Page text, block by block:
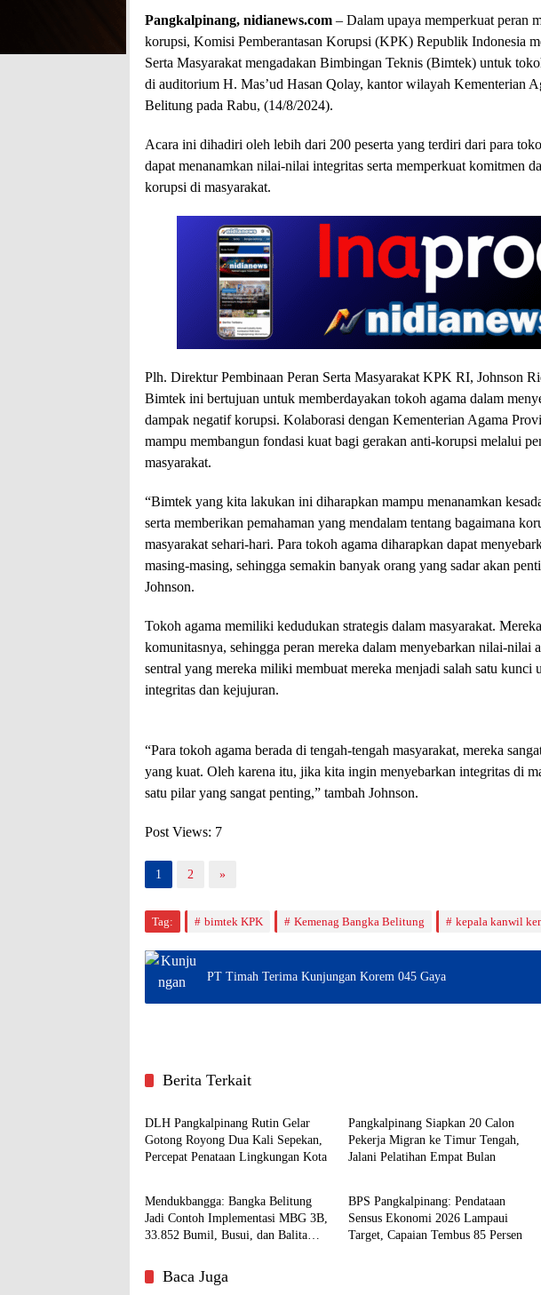
Pangkalpinang, nidianews.com – Dalam upaya memperkuat peran
korupsi, Komisi Pemberantasan Korupsi (KPK) Republik Indonesia
Serta Masyarakat mengadakan Bimbingan Teknis (Bimtek) untuk
di auditorium H. Mas’ud Hasan Qolay, kantor wilayah Kementerian
Belitung pada Rabu, (14/8/2024).
Acara ini dihadiri oleh lebih dari 200 peserta yang terdiri dari para
dapat menanamkan nilai-nilai integritas serta memperkuat komitmen
korupsi di masyarakat.
Plh. Direktur Pembinaan Peran Serta Masyarakat KPK RI, Johnson
Bimtek ini bertujuan untuk memberdayakan tokoh agama dalam
dampak negatif korupsi. Kolaborasi dengan Kementerian Agama
mampu membangun fondasi kuat bagi gerakan anti-korupsi melalui
masyarakat.
“Bimtek yang kita lakukan ini diharapkan mampu menanamkan
serta memberikan pemahaman yang mendalam tentang bagaimana
masyarakat sehari-hari. Para tokoh agama diharapkan dapat
masing-masing, sehingga semakin banyak orang yang sadar akan
Johnson.
Tokoh agama memiliki kedudukan strategis dalam masyarakat.
komunitasnya, sehingga peran mereka dalam menyebarkan nilai-nilai
sentral yang mereka miliki membuat mereka menjadi salah satu kunci
integritas dan kejujuran.
“Para tokoh agama berada di tengah-tengah masyarakat, mereka
yang kuat. Oleh karena itu, jika kita ingin menyebarkan integritas di
satu pilar yang sangat penting,” tambah Johnson.
Post Views: 7
1 2 »
Tag: bimtek KPK Kemenag Bangka Belitung kepala kanwil
PT Timah Terima Kunjungan Korem 045 Gaya
Berita Terkait
Pangkalpinang
DLH Pangkalpinang Rutin Gelar
Gotong Royong Dua Kali Sepekan,
Percepat Penataan Lingkungan Kota
Pangkalpinang Siapkan 20 Calon
Pekerja Migran ke Timur Tengah,
Jalani Pelatihan Empat Bulan
Pangkalpinang
Mendukbangga: Bangka Belitung
Jadi Contoh Implementasi MBG 3B,
33.852 Bumil, Busui, dan Balita
BPS Pangkalpinang: Pendataan
Sensus Ekonomi 2026 Lampaui
Target, Capaian Tembus 85 Persen
Baca Juga